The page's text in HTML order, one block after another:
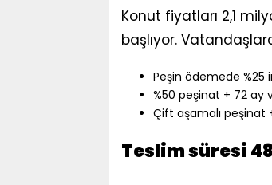
Konut fiyatları 2,1
başlıyor.
Peşin ödemede %25
%50 peşinat + 72 ay
Çift aşamalı peşinat
Teslim süresi